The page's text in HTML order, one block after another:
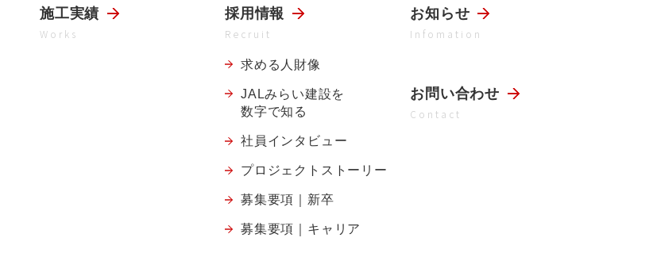
施工実績
Works
採用情報
Recruit
求める人財像
JALみらい建設を
数字で知る
社員インタビュー
プロジェクトストーリー
募集要項｜新卒
募集要項｜キャリア
お知らせ
Infomation
お問い合わせ
Contact